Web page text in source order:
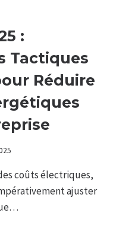
:
Tactiques
Réduire
coûts électriques,
ajuster